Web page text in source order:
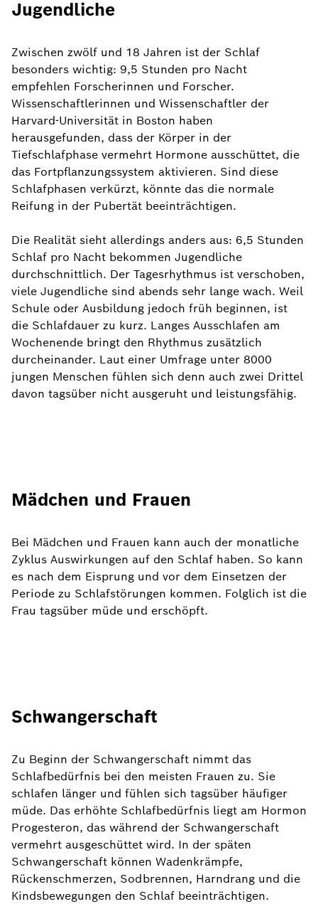
Jugendliche
Zwischen zwölf und 18 Jahren ist der Schlaf
besonders wichtig: 9,5 Stunden pro Nacht
empfehlen Forscherinnen und Forscher.
Wissenschaftlerinnen und Wissenschaftler der
Harvard-Universität in Boston haben
herausgefunden, dass der Körper in der
Tiefschlafphase vermehrt Hormone ausschüttet, die
das Fortpflanzungssystem aktivieren. Sind diese
Schlafphasen verkürzt, könnte das die normale
Reifung in der Pubertät beeinträchtigen.
Die Realität sieht allerdings anders aus: 6,5 Stunden
Schlaf pro Nacht bekommen Jugendliche
durchschnittlich. Der Tagesrhythmus ist verschoben,
viele Jugendliche sind abends sehr lange wach. Weil
Schule oder Ausbildung jedoch früh beginnen, ist
die Schlafdauer zu kurz. Langes Ausschlafen am
Wochenende bringt den Rhythmus zusätzlich
durcheinander. Laut einer Umfrage unter 8000
jungen Menschen fühlen sich denn auch zwei Drittel
davon tagsüber nicht ausgeruht und leistungsfähig.
Mädchen und Frauen
Bei Mädchen und Frauen kann auch der monatliche
Zyklus Auswirkungen auf den Schlaf haben. So kann
es nach dem Eisprung und vor dem Einsetzen der
Periode zu Schlafstörungen kommen. Folglich ist die
Frau tagsüber müde und erschöpft.
Schwangerschaft
Zu Beginn der Schwangerschaft nimmt das
Schlafbedürfnis bei den meisten Frauen zu. Sie
schlafen länger und fühlen sich tagsüber häufiger
müde. Das erhöhte Schlafbedürfnis liegt am Hormon
Progesteron, das während der Schwangerschaft
vermehrt ausgeschüttet wird. In der späten
Schwangerschaft können Wadenkrämpfe,
Rückenschmerzen, Sodbrennen, Harndrang und die
Kindsbewegungen den Schlaf beeinträchtigen.